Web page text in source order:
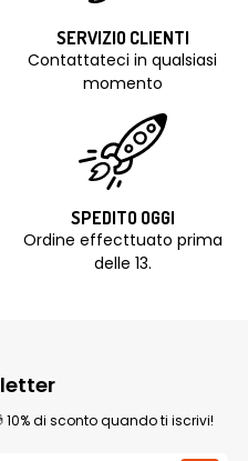
SERVIZIO CLIENTI
Contattateci in qualsiasi
momento
SPEDITO OGGI
Ordine effecttuato prima
delle 13.
10% di sconto quando ti iscrivi!